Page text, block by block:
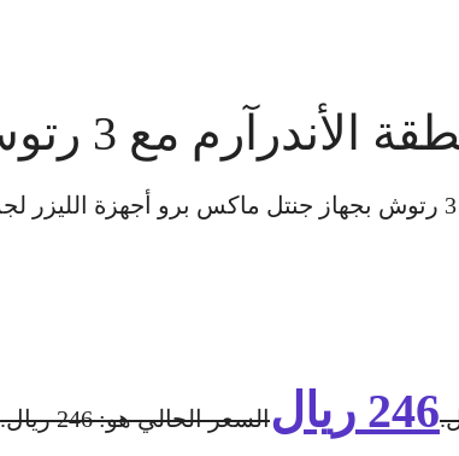
3 جلسات ليزر لمنطقة الأندرآرم مع 3 رتوش بجهاز جنتل
246 ريالالسعر الحالي هو: 246 ريال.